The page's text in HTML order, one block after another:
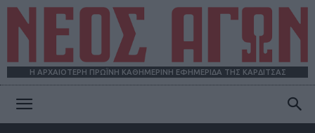
Η ΑΡΧΑΙΟΤΕΡΗ ΠΡΩΪΝΗ ΚΑΘΗΜΕΡΙΝΗ ΕΦΗΜΕΡΙΔΑ ΤΗΣ ΚΑΡΔΙΤΣΑΣ